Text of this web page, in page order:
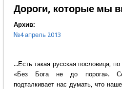
Дороги, которые мы
Архив:
№4 апрель 2013
...Есть такая русская пословица,
«Без Бога не до порога».
подталкивает нас думать, что